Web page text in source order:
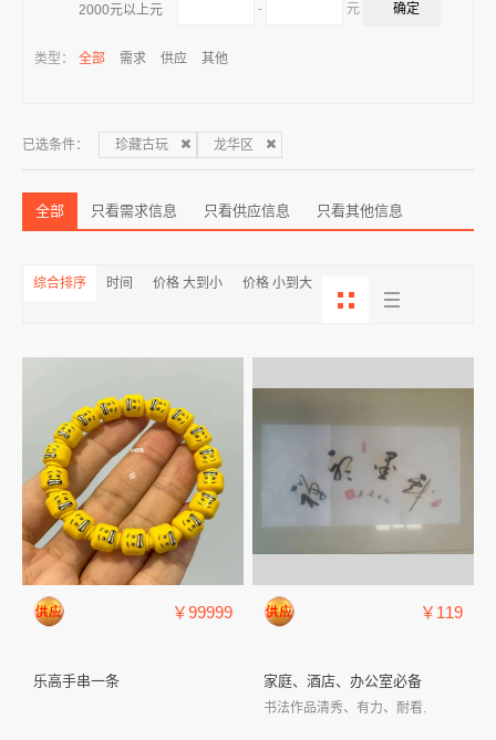
2000元以上元 - 元
类型： 全部 需求 供应 其他
已选条件： 珍藏古玩 龙华区
全部 只看需求信息 只看供应信息 只看其他信息
综合排序 时间 价格 大到小 价格 小到大
￥99999
乐高手串一条
￥119
家庭、酒店、办公室必备
书法作品清秀、有力、耐看.